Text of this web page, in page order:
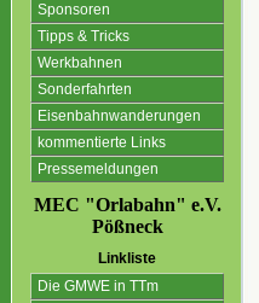
Sponsoren
Tipps & Tricks
Werkbahnen
Sonderfahrten
Eisenbahnwanderungen
kommentierte Links
Pressemeldungen
MEC "Orlabahn" e.V.
Pößneck
Linkliste
Die GMWE in TTm